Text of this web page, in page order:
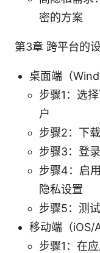
密的方案
第3章 跨平台的
桌面端（
步骤1：选
户
步骤2：下
步骤3：登
步骤4：启
隐私设置
步骤5：测
移动端（iOS/
步骤1：在